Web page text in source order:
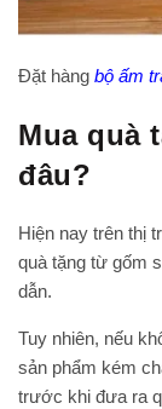
Đặt hàng bộ ấm
Mua quà
đâu?
Hiện nay trên thị
quà tặng từ gốm
dẫn.
Tuy nhiên, nếu
sản phẩm kém
trước khi đưa ra